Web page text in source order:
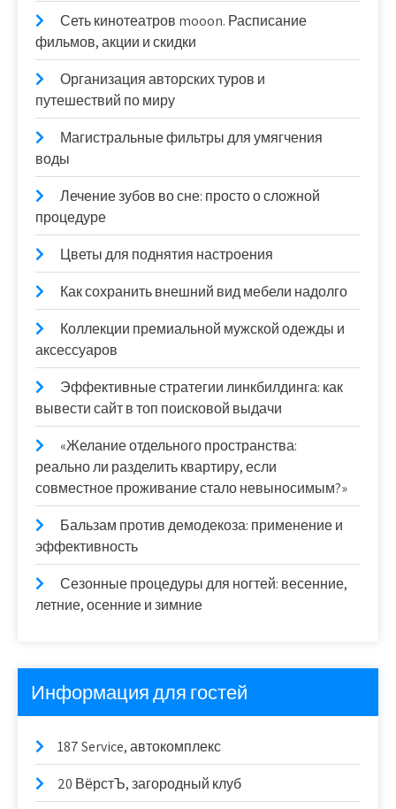
Сеть кинотеатров mooon. Расписание
фильмов, акции и скидки
Организация авторских туров и
путешествий по миру
Магистральные фильтры для умягчения
воды
Лечение зубов во сне: просто о сложной
процедуре
Цветы для поднятия настроения
Как сохранить внешний вид мебели надолго
Коллекции премиальной мужской одежды и
аксессуаров
Эффективные стратегии линкбилдинга: как
вывести сайт в топ поисковой выдачи
«Желание отдельного пространства:
реально ли разделить квартиру, если
совместное проживание стало невыносимым?»
Бальзам против демодекоза: применение и
эффективность
Сезонные процедуры для ногтей: весенние,
летние, осенние и зимние
Информация для гостей
187 Service, автокомплекс
20 ВёрстЪ, загородный клуб